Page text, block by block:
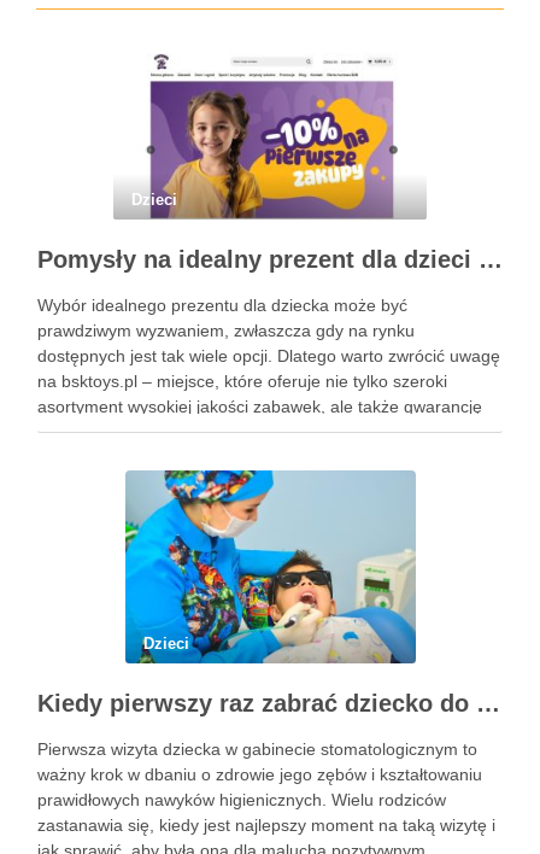
Dzieci
Pomysły na idealny prezent dla dzieci z BSKToys
Wybór idealnego prezentu dla dziecka może być
prawdziwym wyzwaniem, zwłaszcza gdy na rynku
dostępnych jest tak wiele opcji. Dlatego warto zwrócić uwagę
na bsktoys.pl – miejsce, które oferuje nie tylko szeroki
asortyment wysokiej jakości zabawek, ale także gwarancję
bezpieczeństwa i trwałości. Każdy rodzic pragnie, aby jego
Dzieci
Kiedy pierwszy raz zabrać dziecko do dentysty? Wskazówki dla rodziców
Pierwsza wizyta dziecka w gabinecie stomatologicznym to
ważny krok w dbaniu o zdrowie jego zębów i kształtowaniu
prawidłowych nawyków higienicznych. Wielu rodziców
zastanawia się, kiedy jest najlepszy moment na taką wizytę i